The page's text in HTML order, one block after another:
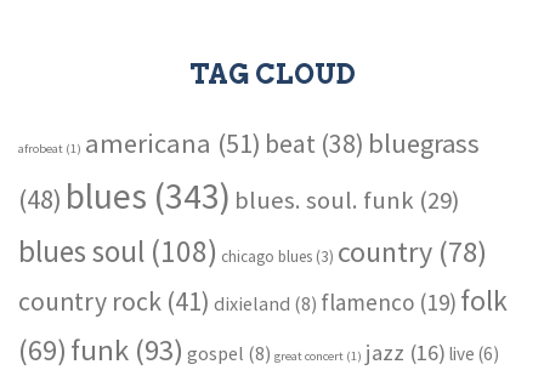
TAG CLOUD
afrobeat (1) americana (51) beat (38) bluegrass
(48) blues (343) blues. soul. funk (29)
blues soul (108) chicago blues (3) country (78)
country rock (41) dixieland (8) flamenco (19) folk
(69) funk (93) gospel (8) great concert (1) jazz (16) live (6)